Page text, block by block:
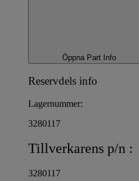
Öppna Part Info
Reservdels info
Lagernummer:
3280117
Tillverkarens p/n :
3280117